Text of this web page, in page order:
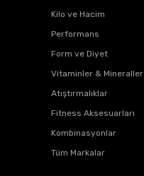
Kilo ve Hacim
Performans
Form ve Diyet
Vitaminler & Mineraller
Atıştırmalıklar
Fitness Aksesuarları
Kombinasyonlar
Tüm Markalar